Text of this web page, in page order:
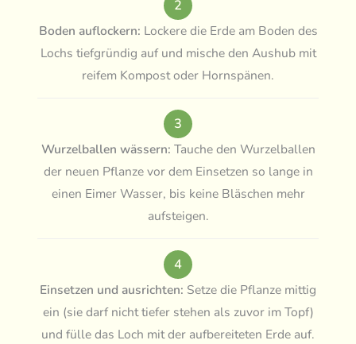
2
Boden auflockern: Lockere die Erde am Boden des
Lochs tiefgründig auf und mische den Aushub mit
reifem Kompost oder Hornspänen.
3
Wurzelballen wässern: Tauche den Wurzelballen
der neuen Pflanze vor dem Einsetzen so lange in
einen Eimer Wasser, bis keine Bläschen mehr
aufsteigen.
4
Einsetzen und ausrichten: Setze die Pflanze mittig
ein (sie darf nicht tiefer stehen als zuvor im Topf)
und fülle das Loch mit der aufbereiteten Erde auf.